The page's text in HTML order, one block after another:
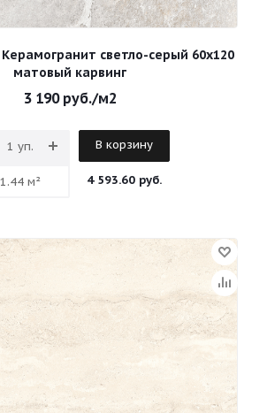
светло-серый 60х120
матовый карвинг
3 190руб./м2
В корзину
4 593.60 руб.